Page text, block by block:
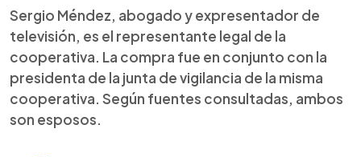
Sergio Méndez, abogado y expresentador de
televisión, es el representante legal de la
cooperativa. La compra fue en conjunto con la
presidenta de la junta de vigilancia de la misma
cooperativa. Según fuentes consultadas, ambos
son esposos.